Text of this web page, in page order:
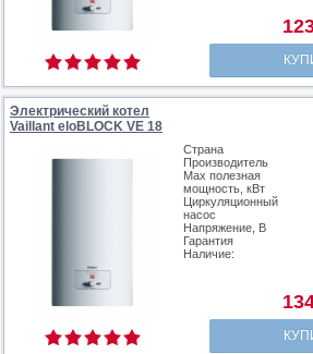
Электрический котел
Vaillant eloBLOCK VE 18
Страна
Производитель
Max полезная
мощность, кВт
Циркуляционный
насос
Напряжение, В
Гарантия
Наличие: